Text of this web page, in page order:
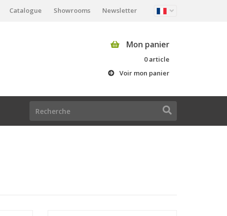
Catalogue Showrooms Newsletter
Mon panier
0 article
Voir mon panier